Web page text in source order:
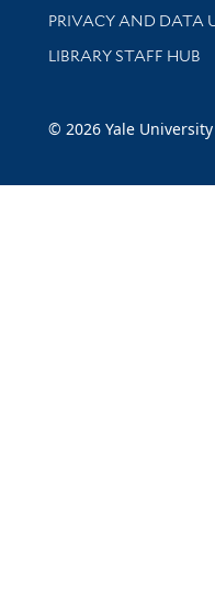
PRIVACY AND DATA
LIBRARY STAFF HUB
© 2026 Yale